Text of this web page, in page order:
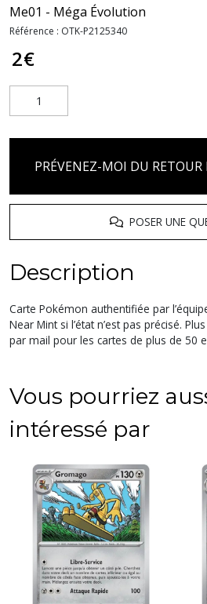
Me01 - Méga Évolution
Référence : OTK-P2125340
2€
PRÉVENEZ-MOI DU RETOUR
POSER UNE
Description
Carte Pokémon authentifiée par
Near Mint si l’état n’est pas précisé.
par mail pour les cartes de plus de 50
Vous pourriez
intéressé par